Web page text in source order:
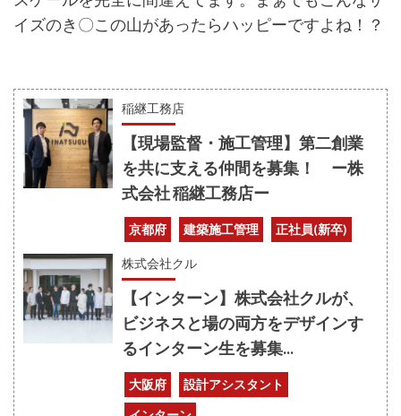
イズのき〇この山があったらハッピーですよね！？
稲継工務店
【現場監督・施工管理】第二創業
を共に支える仲間を募集！ ー株
式会社 稲継工務店ー
京都府 建築施工管理 正社員(新卒)
株式会社クル
【インターン】株式会社クルが、
ビジネスと場の両方をデザインす
るインターン生を募集...
大阪府
設計アシスタント